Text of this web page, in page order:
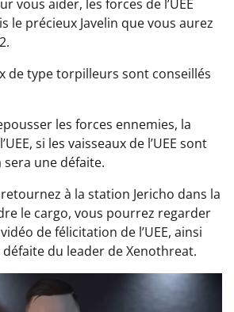
vous aider, les forces de l’UEE
le précieux Javelin que vous aurez
de type torpilleurs sont conseillés
les forces ennemies, la
si les vaisseaux de l’UEE sont
une défaite.
à la station Jericho dans la
le cargo, vous pourrez regarder
de félicitation de l’UEE, ainsi
du leader de Xenothreat.